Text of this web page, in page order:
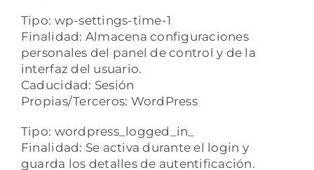
Tipo: wp-settings-time-1
Finalidad: Almacena configuraciones
personales del panel de control y de la
interfaz del usuario.
Caducidad: Sesión
Propias/Terceros: WordPress
Tipo: wordpress_logged_in_
Finalidad: Se activa durante el login y
guarda los detalles de autentificación.